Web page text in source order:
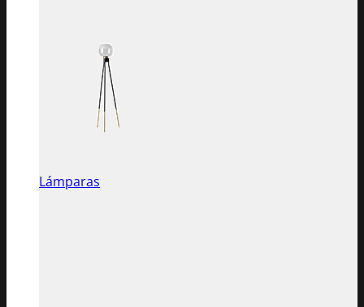
Lámparas